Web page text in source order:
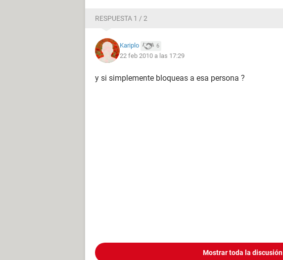
RESPUESTA 1 / 2
Kariplo 6
22 feb 2010 a las 17:29
y si simplemente bloqueas a esa persona ?
Mostrar toda la discusión